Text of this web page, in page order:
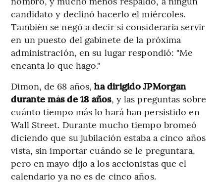
candidato y declinó hacerlo el miércoles.
También se negó a decir si consideraría servir
en un puesto del gabinete de la próxima
administración, en su lugar respondió: "Me
encanta lo que hago."
Dimon, de 68 años,ha dirigido JPMorgan
durante más de 18 años, y las preguntas sobre
cuánto tiempo más lo hará han persistido en
Wall Street. Durante mucho tiempo bromeó
diciendo que su jubilación estaba a cinco años
vista, sin importar cuándo se le preguntara,
pero en mayo dijo a los accionistas que el
calendario ya no es de cinco años.